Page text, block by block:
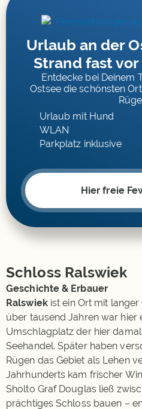
Urlaub an der
Strand fast
Entdecke bei Deinem
Ostsee die schönsten
Urlaub mit Hund
WLAN
Parkplatz inklusive
Hier freie
Schloss Ralswiek
Geschichte & Erbauer
Ralswiekist ein Ort mit langer
über tausend Jahren war hier
Umschlagplatz der hier
Seehandel. Später haben
Rügen das Gebiet als Lehen
Jahrhunderts kam frischer
Sholto Graf Douglas ließ
prächtiges Schloss bauen –